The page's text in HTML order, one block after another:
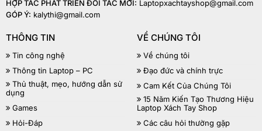
HỢP TÁC PHÁT TRIỂN ĐỐI TÁC MỚI: Laptopxachtayshop@gmail.com
GÓP Ý: kalythi@gmail.com
THÔNG TIN
Tin công nghệ
Thông tin Laptop – PC
Thủ thuật, mẹo, hướng dẫn sử
dụng
Games
Hỏi-Đáp
VỀ CHÚNG TÔI
Về chúng tôi
Đạo đức và chính trực
Cam Kết Của Chúng Tôi
15 Năm Kiến Tạo Thương Hiệu
Laptop Xách Tay Shop
Các câu hỏi thường gặp